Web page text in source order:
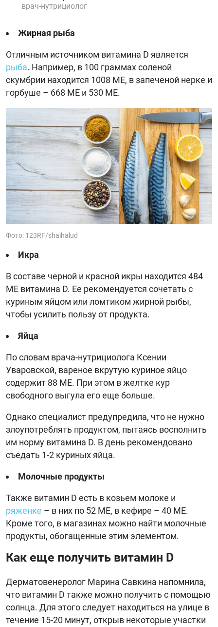
врач-нутрициолог
Жирная рыба
Отличным источником витамина D является
рыба. Например, в 100 граммах соленой
скумбрии находится 1008 ME, в запеченой нерке и
горбуше – 668 МЕ и 530 МЕ.
Фото: 123RF/shaihalud
Икра
В составе черной и красной икры находится 484
МЕ витамина D. Ее рекомендуется сочетать с
куриным яйцом или ломтиком жирной рыбы,
чтобы усилить пользу от продукта.
Яйца
По словам врача-нутрициолога Ксении
Уваровской, вареное вкрутую куриное яйцо
содержит 88 МЕ. При этом в желтке кур
свободного выгула его еще больше.
Однако специалист предупредила, что не нужно
злоупотреблять продуктом, пытаясь восполнить
им норму витамина D. В день рекомендовано
съедать 1-2 куриных яйца.
Молочные продукты
Также витамин D есть в козьем молоке и
ряженке – в них по 52 МЕ, в кефире – 40 МЕ.
Кроме того, в магазинах можно найти молочные
продукты, обогащенные этим элементом.
Как еще получить витамин D
Дерматовенеролог Марина Савкина напомнила,
что витамин D также можно получить с помощью
солнца. Для этого следует находиться на улице в
течение 15-20 минут, открыв некоторые участки